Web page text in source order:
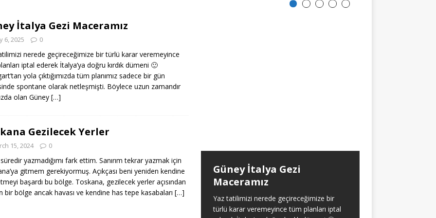
Yerler
ANASAYFA
Maceramız
İtalya Gezi Maceramız
6, 2025 0
nerede geçireceğimize bir türlü karar veremeyince
iptal ederek İtalya’ya doğru kırdık dümeni 🙂
yola çıktığımızda tüm planımız sadece bir gün
spontane olarak netleşmişti. Böylece uzun zamandır
olan Güney […]
Gezilecek Yerler
15, 2024 0
yazmadığımı fark ettim. Sanırım tekrar yazmak için
gitmem gerekiyormuş. Açıkçası beni yeniden kendine
başardı bu bölge. Toskana, gezilecek yerler açısından
bir bölge ancak havası ve kendine has tepe kasabaları […]
Königsee Gezilecek Yerler
Beni benden alan bir başka yer daha
tanıdım. Königsee pırıl pırıl suyu ve
Güney İtalya Gezi
Maceramız
Yaz tatilimizi nerede geçireceğimize bir
türlü karar veremeyince tüm planları iptal